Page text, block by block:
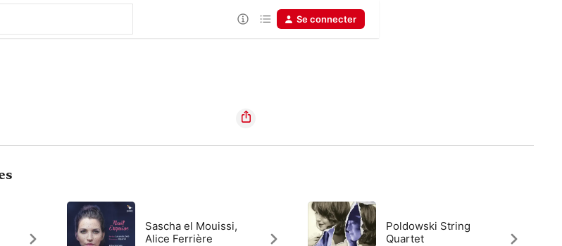
Se connecter
Sascha el Mouissi,
Alice Ferrière
Poldowski String
Quartet